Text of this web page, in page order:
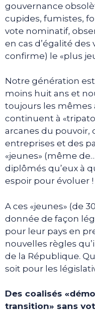
gouvernance
cupides, fumistes,
vote nominatif,
en cas d’égalité des
confirme) le «plus
Notre génération
moins huit ans et
toujours les mêmes
continuent à
arcanes du pouvoir,
entreprises et des
«jeunes» (même
diplômés qu’eux à
espoir pour évoluer !
A ces «jeunes» (de
donnée de façon
pour leur pays en
nouvelles règles
de la République.
soit pour les
Des coalisés
transition» sans